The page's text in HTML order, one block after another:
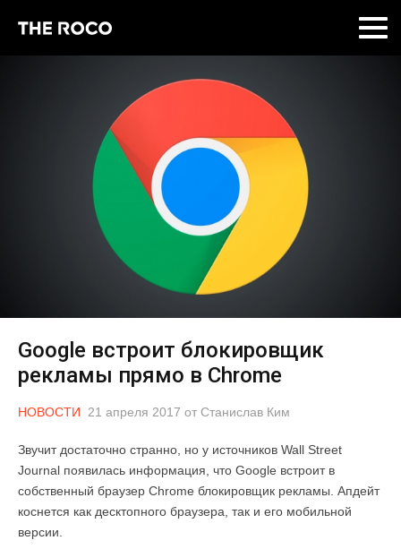
Google встроит блокировщик
рекламы прямо в Chrome
НОВОСТИ 21 апреля 2017 от Станислав Ким
Звучит достаточно странно, но у источников Wall Street
Journal появилась информация, что Google встроит в
собственный браузер Chrome блокировщик рекламы. Апдейт
коснется как десктопного браузера, так и его мобильной
версии.